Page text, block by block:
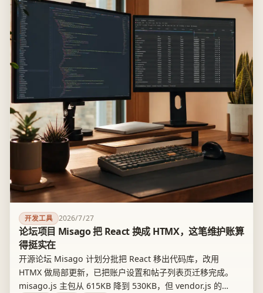
开发工具 2026/7/27
论坛项目 Misago 把 React 换成 HTMX，这笔维护账算
得挺实在
开源论坛 Misago 计划分批把 React 移出代码库，改用
HTMX 做局部更新，已把账户设置和帖子列表页迁移完成。
misago.js 主包从 615KB 降到 530KB，但 vendor.js 的